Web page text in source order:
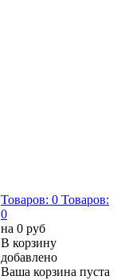
Товаров: 0 Товаров:
0
на 0 руб
В корзину
добавлено
Ваша корзина пуста